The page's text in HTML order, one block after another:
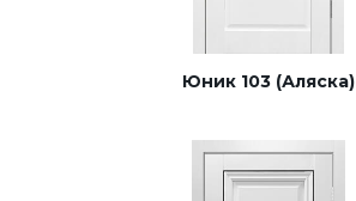
Юник 103 (Аляска)